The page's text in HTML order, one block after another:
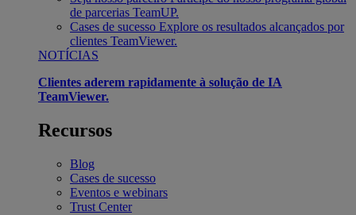
de parcerias TeamUP.
Cases de sucesso Explore os resultados alcançados por
clientes TeamViewer.
NOTÍCIAS
Clientes aderem rapidamente à solução de IA
TeamViewer.
Recursos
Blog
Cases de sucesso
Eventos e webinars
Trust Center